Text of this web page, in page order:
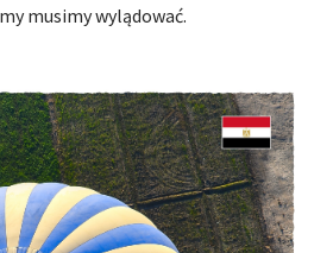
musimy wylądować.